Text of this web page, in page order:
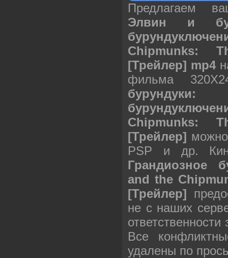
Предлагаем
Элвин и
Chipmunks:
[Трейлер] mp4
фильма
Chipmunks:
[Трейлер]
PSP и др.
Грандиозное
and the
[Трейлер]
не с наших
Все
удалены по